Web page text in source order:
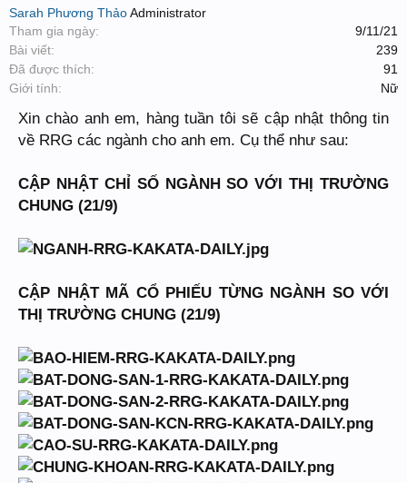
Sarah Phương ThảoAdministrator
Tham gia ngày:
9/11/21
Bài viết:
239
Đã được thích:
91
Giới tính:
Nữ
Xin chào anh em, hàng tuần tôi sẽ cập nhật thông tin
về RRG các ngành cho anh em. Cụ thể như sau:
CẬP NHẬT CHỈ SỐ NGÀNH SO VỚI THỊ TRƯỜNG
CHUNG (21/9)
CẬP NHẬT MÃ CỔ PHIẾU TỪNG NGÀNH SO VỚI
THỊ TRƯỜNG CHUNG (21/9)